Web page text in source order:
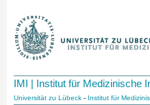
IMI | Institut für Medizinische
Universität zu Lübeck - Institut für